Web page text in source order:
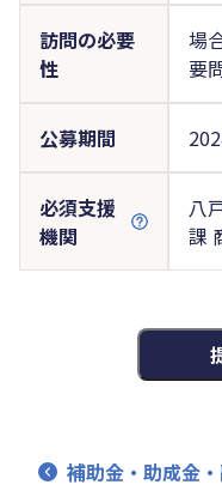
訪問の必要
性
場
要
公募期間
必須支援
機関
八
課
補助金・助成金